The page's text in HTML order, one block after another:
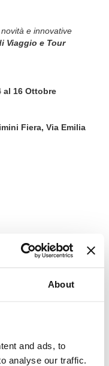
About
and ads, to
analyse our traffic.
e innovative
Viaggio e Tour
16 Ottobre
Emilia